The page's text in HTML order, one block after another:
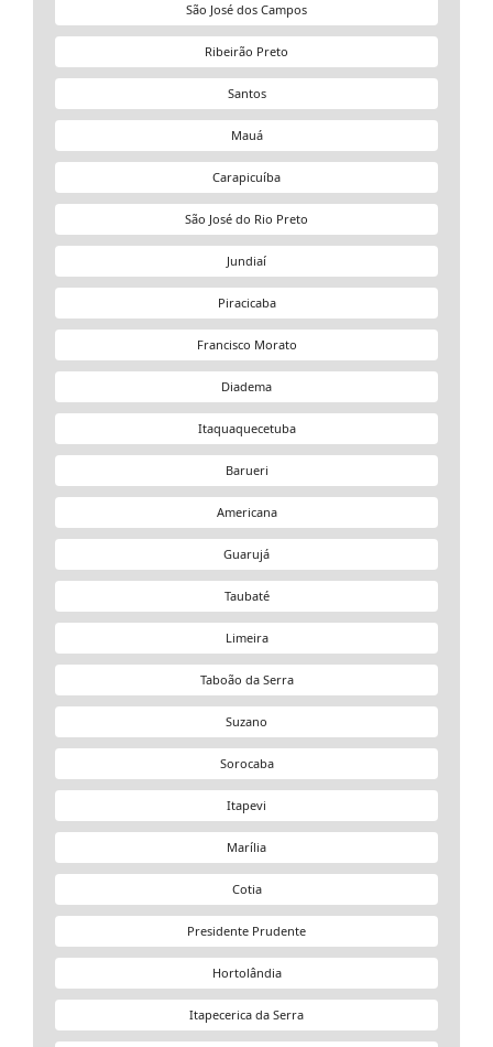
São José dos Campos
Ribeirão Preto
Santos
Mauá
Carapicuíba
São José do Rio Preto
Jundiaí
Piracicaba
Francisco Morato
Diadema
Itaquaquecetuba
Barueri
Americana
Guarujá
Taubaté
Limeira
Taboão da Serra
Suzano
Sorocaba
Itapevi
Marília
Cotia
Presidente Prudente
Hortolândia
Itapecerica da Serra